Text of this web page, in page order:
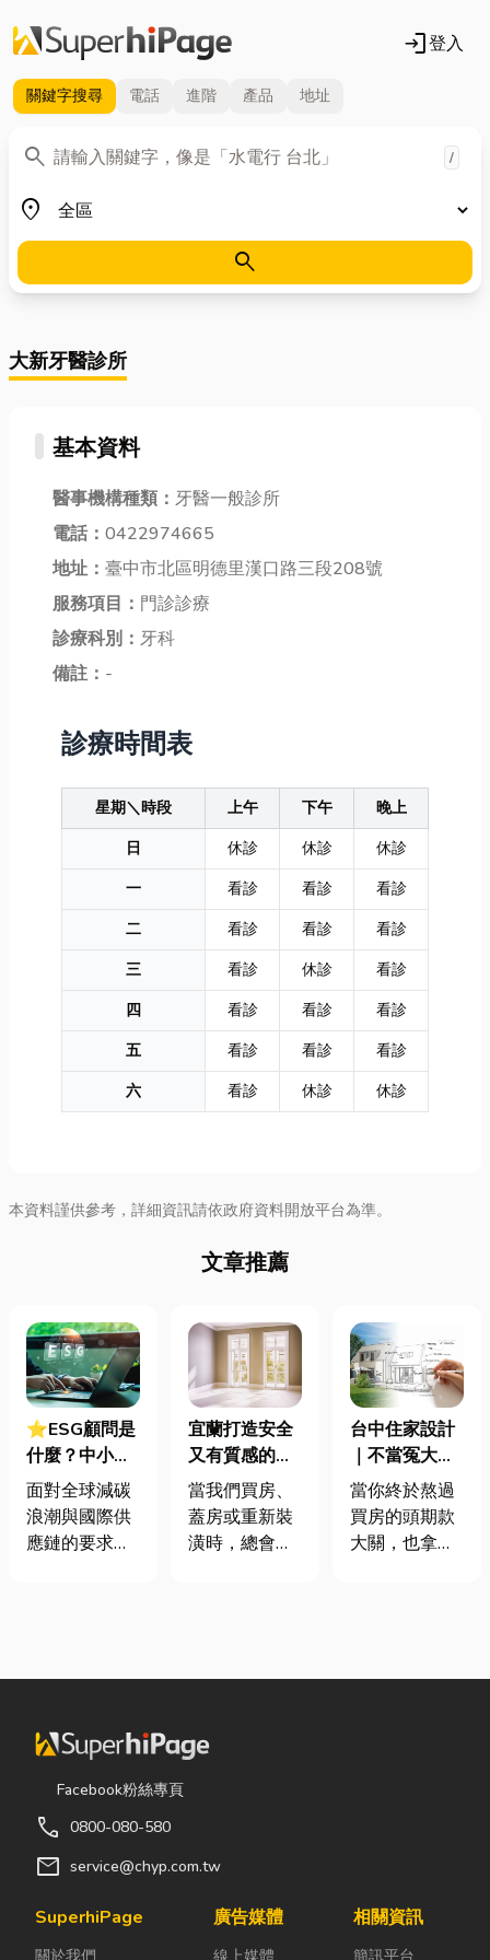
login登入
關鍵字搜尋 電話 進階 產品 地址
search
關鍵字 /
place
地區
search
大新牙醫診所
基本資料
醫事機構種類： 牙醫一般診所
電話： 0422974665
地址： 臺中市北區明德里漢口路三段208號
服務項目： 門診診療
診療科別： 牙科
備註： -
診療時間表
星期＼時段 上午 下午
晚上
日
休診 休診
休診
一
看診 看診
看診
二
看診 看診
看診
三
看診 休診
看診
四
看診 看診
看診
五
看診 看診
看診
六
看診 休診 休診
本資料謹供參考，詳細資訊請依政府資料開放平台為準。
文章推薦
⭐ESG顧問是
什麼？中小企
業挑選四大永
續顧問服務的
實用指南
面對全球減碳
浪潮與國際供
應鏈的要求，
要求提供「碳
「永續報告
書」。這讓不
少傳產老闆感
底 ESG 永續是
什麼？我們公
真的需要找
宜蘭打造安全
又有質感的
家，從專業門
窗開始
當我們買房、
蓋房或重新裝
潢時，總會把
天都在使用的
門窗不只是遮
通風與生活品
氣候潮濕多
台中住家設計
｜不當冤大
頭！教你新家
該如何聰明裝
潢！
當你終於熬過
買房的頭期款
大關，也拿到
經浮現各種美
等一下！在踩
Facebook粉絲專頁
call 0800-080-580
mail service@chyp.com.tw
SuperhiPage
關於我們
廣告媒體
線上媒體
相關資訊
簡訊平台